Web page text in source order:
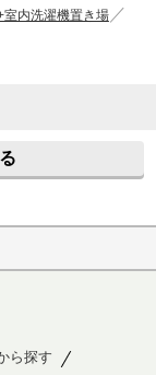
室内洗濯機置き場
ら探す